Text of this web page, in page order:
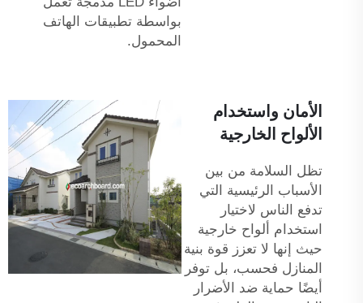
بواسطة تطبيقات الهاتف
المحمول.
الأمان واستخدام
الألواح الخارجية
تظل السلامة من بين
الأسباب الرئيسية التي
تدفع الناس لاختيار
استخدام ألواح خارجية
حيث إنها لا تعزز قوة بنية
المنازل فحسب، بل توفر
أيضًا حماية ضد الأضرار